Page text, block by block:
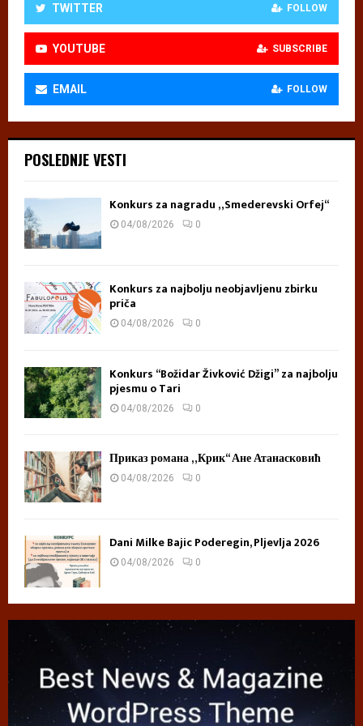
TWITTER FOLLOW
YOUTUBE SUBSCRIBE
EMAIL FOLLOW
POSLEDNJE VESTI
Konkurs za nagradu „Smederevski Orfej“
04/08/2026 0
Konkurs za najbolju neobjavljenu zbirku
priča
04/08/2026 0
Konkurs “Božidar Živković Džigi” za najbolju
pjesmu o Tari
04/08/2026 0
Приказ романа „Крик“ Ане Атанасковић
04/08/2026 0
Dani Milke Bajic Poderegin, Pljevlja 2026
04/08/2026 0